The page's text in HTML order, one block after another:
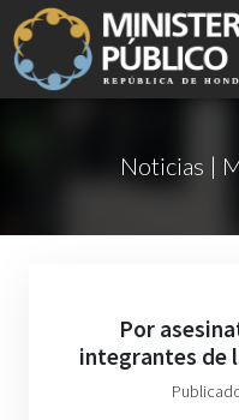
Noticias |
Por
integrantes de